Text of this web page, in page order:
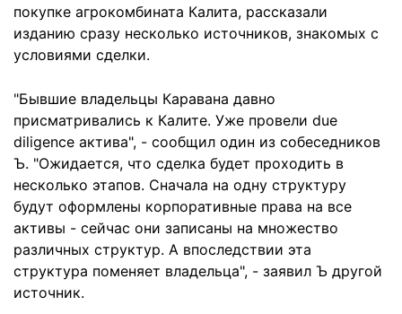
покупке агрокомбината Калита, рассказали
изданию сразу несколько источников, знакомых с
условиями сделки.
"Бывшие владельцы Каравана давно
присматривались к Калите. Уже провели due
diligence актива", - сообщил один из собеседников
Ъ. "Ожидается, что сделка будет проходить в
несколько этапов. Сначала на одну структуру
будут оформлены корпоративные права на все
активы - сейчас они записаны на множество
различных структур. А впоследствии эта
структура поменяет владельца", - заявил Ъ другой
источник.